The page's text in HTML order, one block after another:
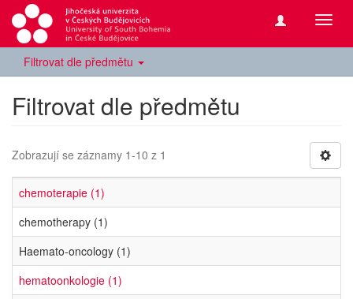
Filtrovat dle předmětu
Filtrovat dle předmětu
Zobrazují se záznamy 1-10 z 1
chemoterapie (1)
chemotherapy (1)
Haemato-oncology (1)
hematoonkologie (1)